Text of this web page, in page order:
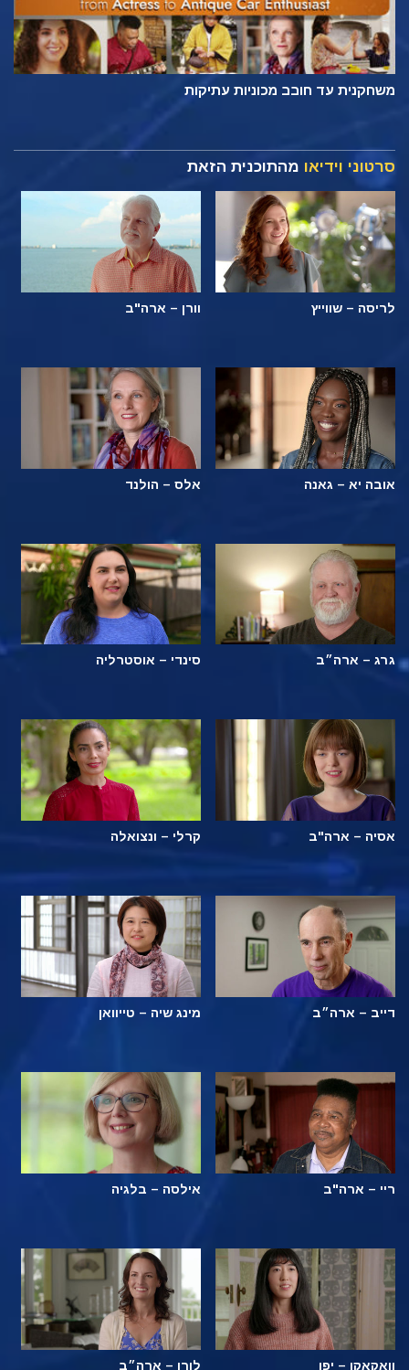
משחקנית עד חובב מכוניות עתיקות
סרטוני וידיאו מהתוכנית הזאת
לריסה – שווייץ וורן – ארה"ב
אובה יא – גאנה אלס – הולנד
גרג – ארה״ב סינדי – אוסטרליה
אסיה – ארה"ב קרלי – ונצואלה
דייב – ארה״ב מינג שיה – טייוואן
ריי – ארה"ב אילסה – בלגיה
וואקאקו – יפן לורן – ארה״ב